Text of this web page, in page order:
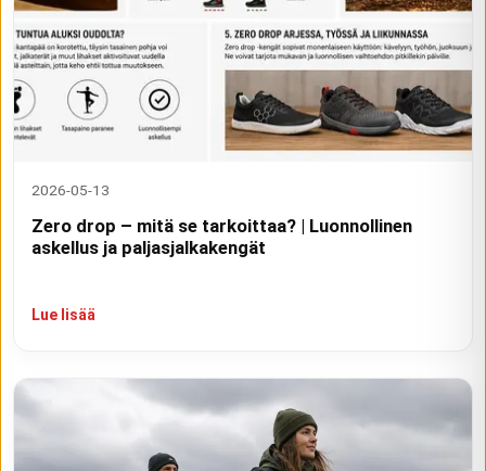
2026-05-13
Zero drop – mitä se tarkoittaa? | Luonnollinen
askellus ja paljasjalkakengät
Lue lisää